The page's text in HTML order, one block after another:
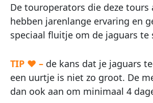
De touroperators die deze tours
hebben jarenlange ervaring en
speciaal fluitje om de jaguars te
TIP ♥ – de kans dat je jaguars
een uurtje is niet zo groot. De
dan ook aan om minimaal 4